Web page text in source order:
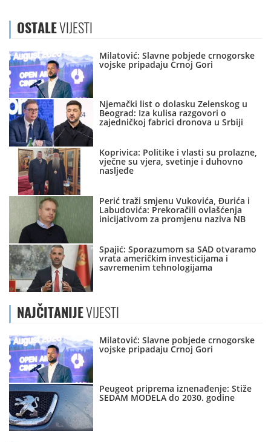
OSTALEVIJESTI
Milatović: Slavne pobjede crnogorske
vojske pripadaju Crnoj Gori
Njemački list o dolasku Zelenskog u
Beograd: Iza kulisa razgovori o
zajedničkoj fabrici dronova u Srbiji
Koprivica: Politike i vlasti su prolazne,
vječne su vjera, svetinje i duhovno
nasljeđe
Perić traži smjenu Vukovića, Đurića i
Labudovića: Prekoračili ovlašćenja
inicijativom za promjenu naziva NB
Spajić: Sporazumom sa SAD otvaramo
vrata američkim investicijama i
savremenim tehnologijama
NAJČITANIJEVIJESTI
Milatović: Slavne pobjede crnogorske
vojske pripadaju Crnoj Gori
Peugeot priprema iznenađenje: Stiže
SEDAM MODELA do 2030. godine